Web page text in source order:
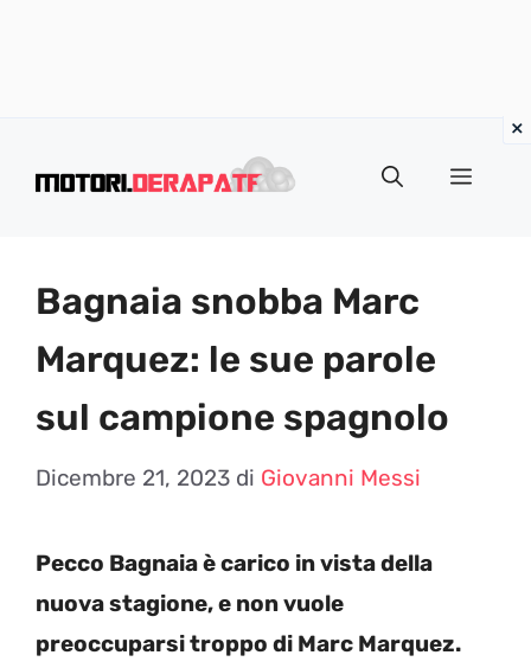
Menu
Bagnaia snobba Marc
Marquez: le sue parole
sul campione spagnolo
Dicembre 21, 2023 di Giovanni Messi
Pecco Bagnaia è carico in vista della
nuova stagione, e non vuole
preoccuparsi troppo di Marc Marquez.